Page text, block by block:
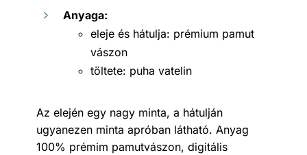
Anyaga:
eleje és hátulja: prémium pamut
vászon
töltete: puha vatelin
Az elején egy nagy minta, a hátulján
ugyanezen minta apróban látható. Anyag
100% prémim pamutvászon, digitális